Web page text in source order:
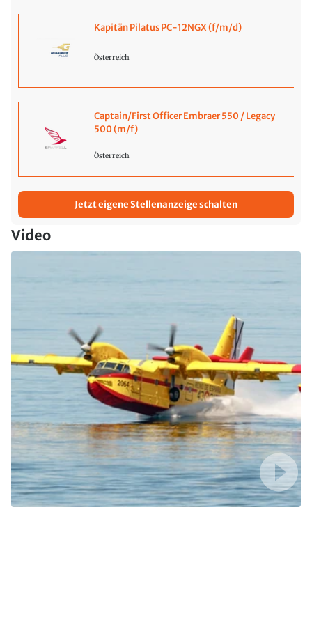
Kapitän Pilatus PC-12NGX (f/m/d)
Österreich
Captain/First Officer Embraer 550 / Legacy
500 (m/f)
Österreich
Jetzt eigene Stellenanzeige schalten
Video